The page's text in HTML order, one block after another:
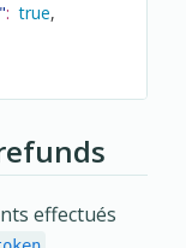
: true,
effectués